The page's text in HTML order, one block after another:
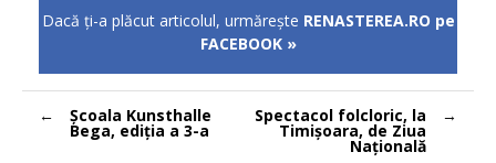
Dacă ţi-a plăcut articolul, urmăreşte RENASTEREA.RO pe
FACEBOOK »
Navigare
în
articole
Școala Kunsthalle
Bega, ediția a 3-a
Spectacol folcloric, la
Timișoara, de Ziua
Națională